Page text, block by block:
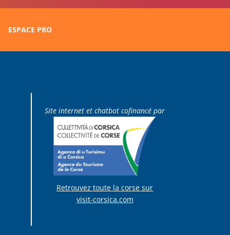
ESPACE PRO
Site internet et chatbot cofinancé par
Retrouvez toute la corse sur
visit-corsica.com